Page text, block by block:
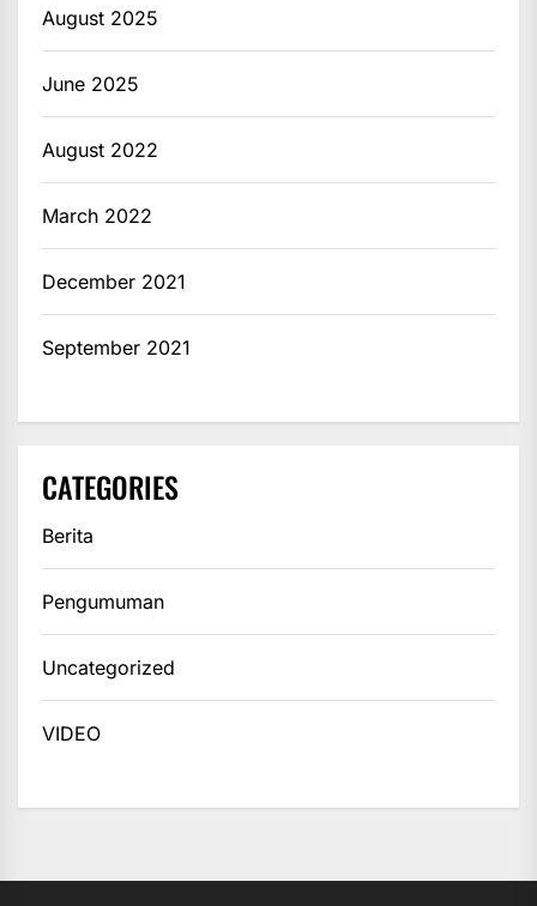
August 2025
June 2025
August 2022
March 2022
December 2021
September 2021
CATEGORIES
Berita
Pengumuman
Uncategorized
VIDEO